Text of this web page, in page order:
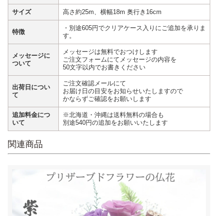
サイズ 高さ約25m、横幅18m 奥行き16cm
特徴
・別途605円でクリアケース入りにご追加を承りま
す。
メッセージに
ついて
メッセージは無料でおつけします
ご注文フォームにてメッセージの内容を
50文字以内でお書きください
出荷日につい
て
ご注文確認メールにて
お届け日の目安をお知らせいたしますので
かならずご確認をお願いします
追加料金につ
いて
※北海道・沖縄は送料無料の場合も
別途540円の追加をお願いいたします
関連商品